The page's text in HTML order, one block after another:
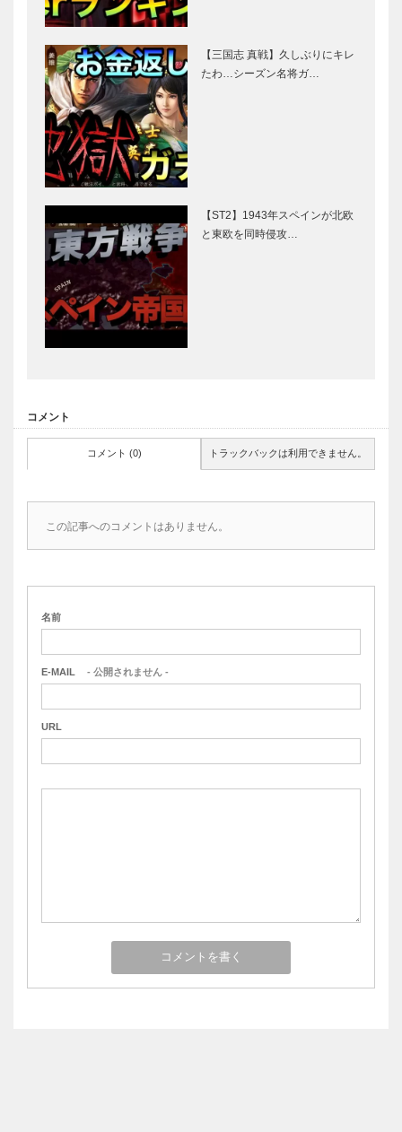
【三国志 真戦】久しぶりにキレ
たわ…シーズン名将ガ…
【ST2】1943年スペインが北欧
と東欧を同時侵攻…
コメント
コメント (0) トラックバックは利用できません。
この記事へのコメントはありません。
名前
E-MAIL - 公開されません -
URL